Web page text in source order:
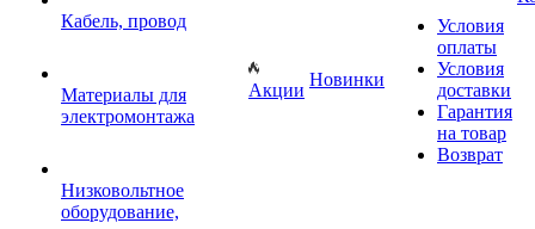
Кабель, провод
Материалы для
электромонтажа
Низковольтное
оборудование,
Акции
Новинки
Условия
оплаты
Условия
доставки
Гарантия
на товар
Возврат